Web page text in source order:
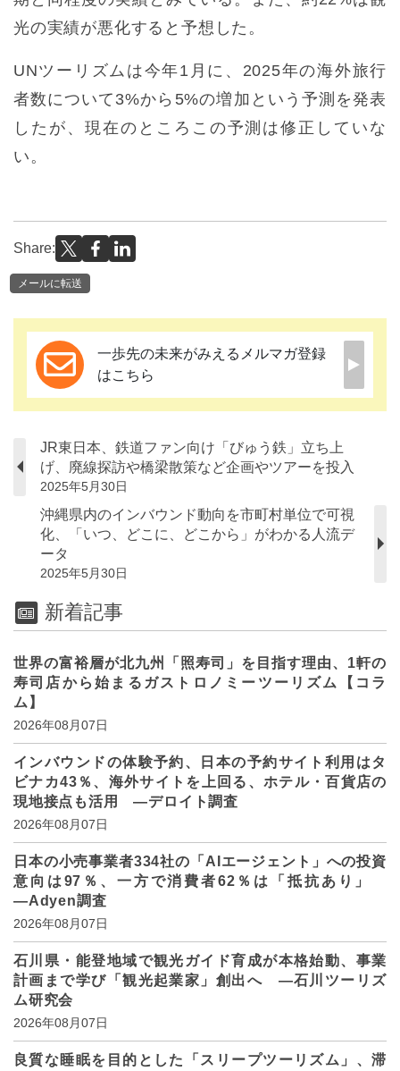
光の実績が悪化すると予想した。
UNツーリズムは今年1月に、2025年の海外旅行
者数について3%から5%の増加という予測を発表
したが、現在のところこの予測は修正していな
い。
Share:
メールに転送
一歩先の未来がみえるメルマガ登録
はこちら
JR東日本、鉄道ファン向け「びゅう鉄」立ち上
げ、廃線探訪や橋梁散策など企画やツアーを投入
2025年5月30日
沖縄県内のインバウンド動向を市町村単位で可視
化、「いつ、どこに、どこから」がわかる人流デ
ータ
2025年5月30日
新着記事
世界の富裕層が北九州「照寿司」を目指す理由、1軒の
寿司店から始まるガストロノミーツーリズム【コラ
ム】
2026年08月07日
インバウンドの体験予約、日本の予約サイト利用はタ
ビナカ43％、海外サイトを上回る、ホテル・百貨店の
現地接点も活用 ―デロイト調査
2026年08月07日
日本の小売事業者334社の「AIエージェント」への投資
意向は97％、一方で消費者62％は「抵抗あり」
―Adyen調査
2026年08月07日
石川県・能登地域で観光ガイド育成が本格始動、事業
計画まで学び「観光起業家」創出へ ―石川ツーリズ
ム研究会
2026年08月07日
良質な睡眠を目的とした「スリープツーリズム」、滞